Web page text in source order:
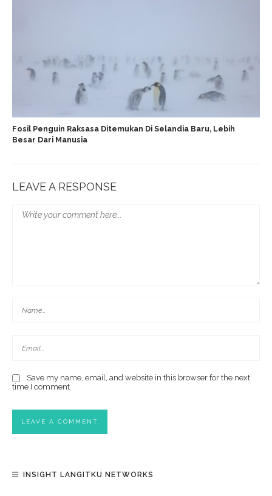
Fosil Penguin Raksasa Ditemukan Di Selandia Baru, Lebih
Besar Dari Manusia
LEAVE A RESPONSE
Save my name, email, and website in this browser for the next
time I comment.
INSIGHT LANGITKU NETWORKS